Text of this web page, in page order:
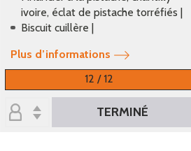
ivoire, éclat de pistache torréfiés |
Biscuit cuillère |
Plus d’informations
12 / 12
TERMINÉ